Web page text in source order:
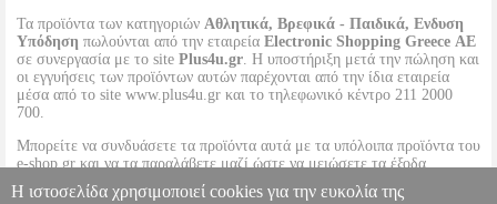
Τα προϊόντα των κατηγοριών Αθλητικά, Βρεφικά - Παιδικά, Ενδυση
Υπόδηση πωλούνται από την εταιρεία Electronic Shopping Greece ΑΕ
σε συνεργασία με το site Plus4u.gr. Η υποστήριξη μετά την πώληση και
οι εγγυήσεις των προϊόντων αυτών παρέχονται από την ίδια εταιρεία
μέσα από το site www.plus4u.gr και το τηλεφωνικό κέντρο 211 2000
700.
Μπορείτε να συνδυάσετε τα προϊόντα αυτά με τα υπόλοιπα προϊόντα του
e-shop.gr και να τα παραλάβετε μαζί ώστε να μειώσετε τα έξοδα
αποστολής. Μπορείτε επίσης να παραλάβετε από οποιοδήποτε eshop
point με μηδενικά έξοδα αποστολής ανεξαρτήτως ύψους παραγγελίας!
Η ιστοσελίδα χρησιμοποιεί cookies για την ευκολία της